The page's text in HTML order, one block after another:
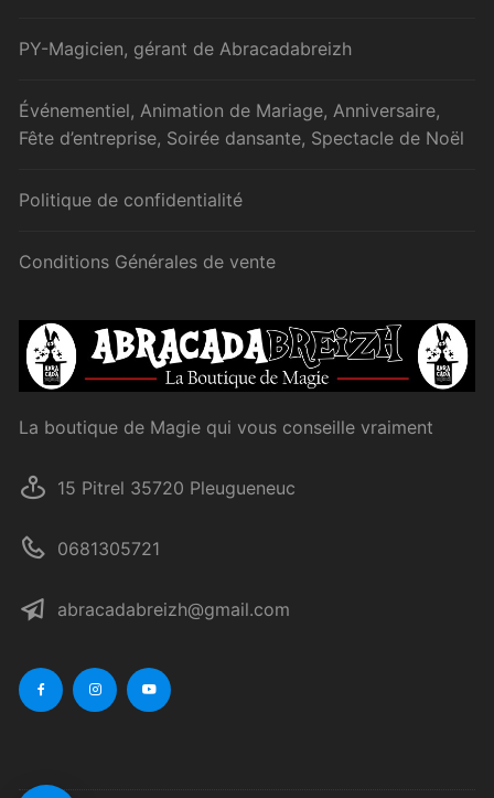
PY-Magicien, gérant de Abracadabreizh
Événementiel, Animation de Mariage, Anniversaire,
Fête d’entreprise, Soirée dansante, Spectacle de Noël
Politique de confidentialité
Conditions Générales de vente
La boutique de Magie qui vous conseille vraiment
15 Pitrel 35720 Pleugueneuc
0681305721
abracadabreizh@gmail.com